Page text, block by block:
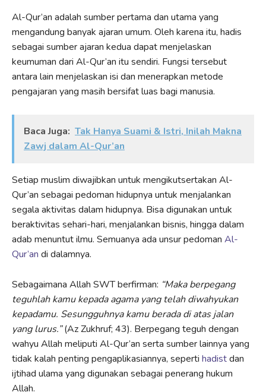
Al-Qur’an adalah sumber pertama dan utama yang
mengandung banyak ajaran umum. Oleh karena itu, hadis
sebagai sumber ajaran kedua dapat menjelaskan
keumuman dari Al-Qur’an itu sendiri. Fungsi tersebut
antara lain menjelaskan isi dan menerapkan metode
pengajaran yang masih bersifat luas bagi manusia.
Baca Juga: Tak Hanya Suami & Istri, Inilah Makna
Zawj dalam Al-Qur’an
Setiap muslim diwajibkan untuk mengikutsertakan Al-
Qur’an sebagai pedoman hidupnya untuk menjalankan
segala aktivitas dalam hidupnya. Bisa digunakan untuk
beraktivitas sehari-hari, menjalankan bisnis, hingga dalam
adab menuntut ilmu. Semuanya ada unsur pedoman Al-
Qur’an di dalamnya.
Sebagaimana Allah SWT berfirman: “Maka berpegang
teguhlah kamu kepada agama yang telah diwahyukan
kepadamu. Sesungguhnya kamu berada di atas jalan
yang lurus.”(Az Zukhruf; 43). Berpegang teguh dengan
wahyu Allah meliputi Al-Qur’an serta sumber lainnya yang
tidak kalah penting pengaplikasiannya, seperti hadistdan
ijtihad ulama yang digunakan sebagai penerang hukum
Allah.